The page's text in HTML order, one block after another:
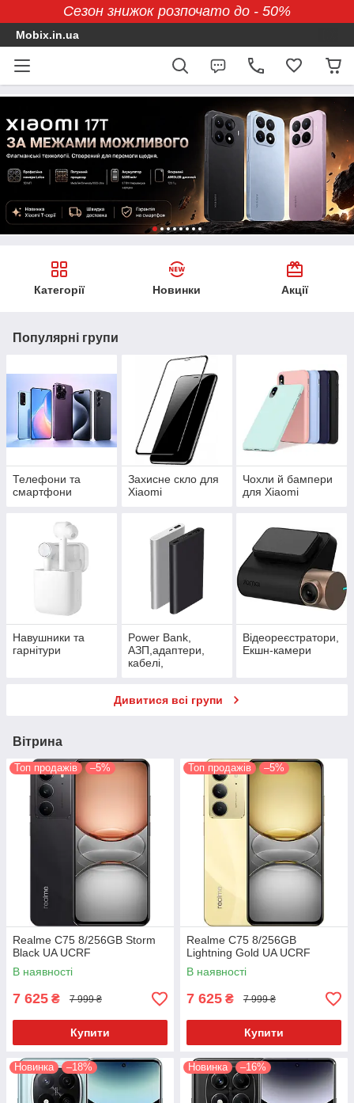
Сезон знижок розпочато до - 50%
Mobix.in.ua
Категорії Новинки Акції
Популярні групи
Телефони та
смартфони
Захисне скло для
Xiaomi
Чохли й бампери
для Xiaomi
Навушники та
гарнітури
Power Bank,
АЗП,адаптери,
кабелі,
Відеореєстратори,
Екшн-камери
Дивитися всі групи
Вітрина
Топ продажів –5%
Realme C75 8/256GB Storm
Black UA UCRF
В наявності
7 625 ₴ 7 999 ₴
Купити
Топ продажів –5%
Realme C75 8/256GB
Lightning Gold UA UCRF
В наявності
7 625 ₴ 7 999 ₴
Купити
Новинка –18% Новинка –16%